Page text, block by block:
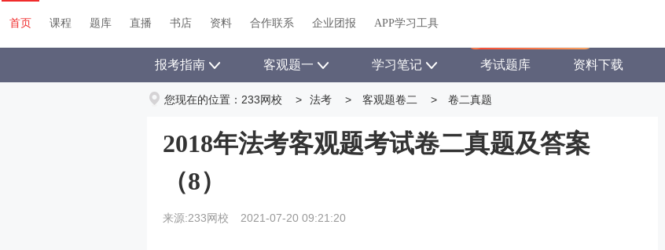
首页 课程 题库 直播 书店 资料 关于我们 帮助中心
首页 课程 题库 直播 书店 资料 合作联系 企业团报 APP学习工具
报考指南 客观题一 学习笔记 考试题库 资料下载
您现在的位置： 233网校 > 法考 > 客观题卷二 > 卷二真题
2018年法考客观题考试卷二真题及答案
（8）
来源:233网校 2021-07-20 09:21:20